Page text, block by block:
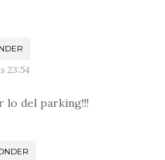
23:54
lo del parking!!!